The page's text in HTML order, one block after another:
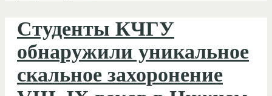
Студенты КЧГУ
обнаружили уникальное
скальное захоронение